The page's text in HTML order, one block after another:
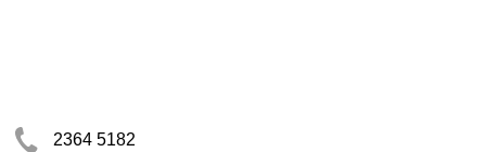
2364 5182